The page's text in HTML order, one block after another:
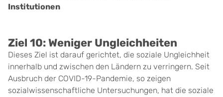
Institutionen
Ziel 10: Weniger Ungleichheiten
Dieses Ziel ist darauf gerichtet, die soziale Ungleichheit
innerhalb und zwischen den Ländern zu verringern. Seit
Ausbruch der COVID-19-Pandemie, so zeigen
sozialwissenschaftliche Untersuchungen, hat die soziale